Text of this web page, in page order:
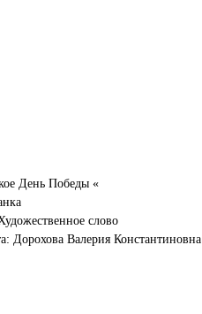
День Победы «
слово
Дорохова Валерия Константиновна